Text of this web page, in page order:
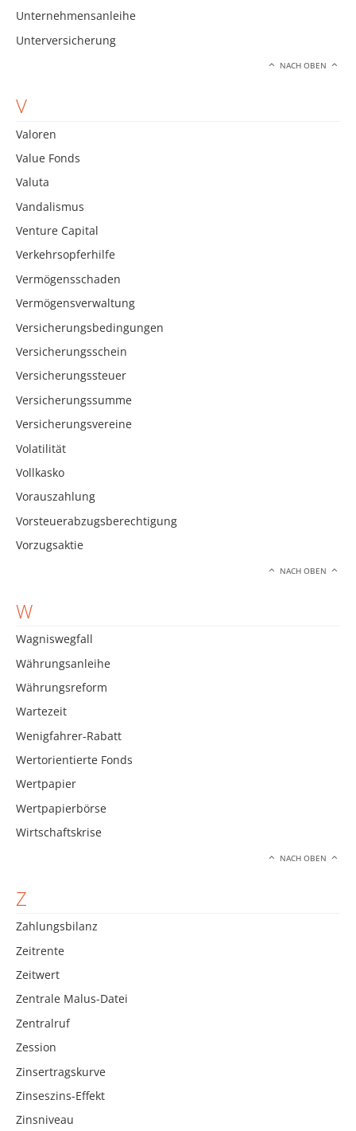
Unternehmensanleihe
Unterversicherung
NACH OBEN
V
Valoren
Value Fonds
Valuta
Vandalismus
Venture Capital
Verkehrsopferhilfe
Vermögensschaden
Vermögensverwaltung
Versicherungsbedingungen
Versicherungsschein
Versicherungssteuer
Versicherungssumme
Versicherungsvereine
Volatilität
Vollkasko
Vorauszahlung
Vorsteuerabzugsberechtigung
Vorzugsaktie
NACH OBEN
W
Wagniswegfall
Währungsanleihe
Währungsreform
Wartezeit
Wenigfahrer-Rabatt
Wertorientierte Fonds
Wertpapier
Wertpapierbörse
Wirtschaftskrise
NACH OBEN
Z
Zahlungsbilanz
Zeitrente
Zeitwert
Zentrale Malus-Datei
Zentralruf
Zession
Zinsertragskurve
Zinseszins-Effekt
Zinsniveau